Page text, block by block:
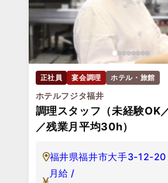
正社員 宴会調理 ホテル・旅館
ホテルフジタ福井
調理スタッフ（未経験OK
／残業月平均30h）
福井県福井市大手3-12-20
月給 /